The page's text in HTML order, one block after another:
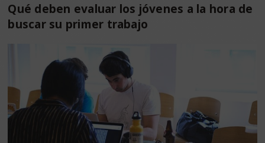
Qué deben evaluar los jóvenes a la hora de
buscar su primer trabajo